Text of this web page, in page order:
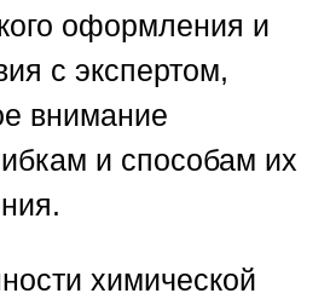
оформления и
с экспертом,
внимание
и способам их
химической